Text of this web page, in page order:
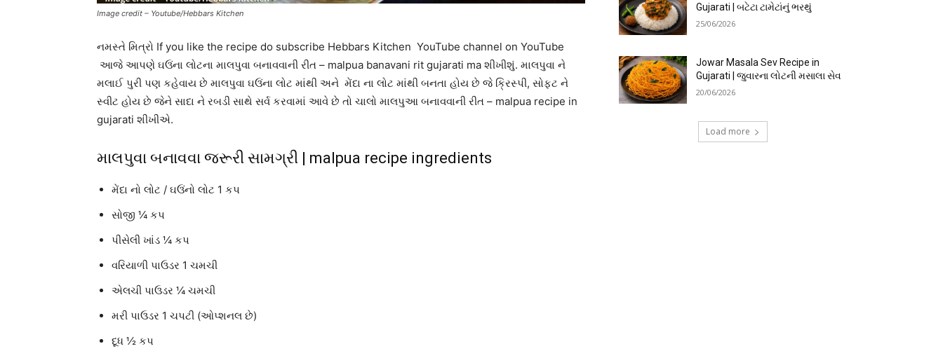
Image credit – Youtube/Hebbars Kitchen
નમસ્તે મિત્રો If you like the recipe do subscribe Hebbars Kitchen YouTube channel on YouTube
આજે આપણે ઘઉંના લોટના માલપુવા બનાવવાની રીત – malpua banavani rit gujarati ma શીખીશું. માલપુવા ને
મલાઈ પુરી પણ કહેવાય છે માલપુવા ઘઉંના લોટ માંથી અને મેંદા ના લોટ માંથી બનતા હોય છે જે ક્રિસ્પી, સોફ્ટ ને
સ્વીટ હોય છે જેને સાદા ને રબડી સાથે સર્વ કરવામાં આવે છે તો ચાલો માલપુઆ બનાવવાની રીત – malpua recipe in
gujarati શીખીએ.
માલપુવા બનાવવા જરૂરી સામગ્રી | malpua recipe ingredients
મેંદા નો લોટ / ઘઉંનો લોટ 1 કપ
સોજી ¼ કપ
પીસેલી ખાંડ ¼ કપ
વરિયાળી પાઉડર 1 ચમચી
એલચી પાઉડર ¼ ચમચી
મરી પાઉડર 1 ચપટી (ઓપ્શનલ છે)
દૂધ ½ કપ
Gujarati | બટેટા ટામેટાંનું ભરથું
25/06/2026
Jowar Masala Sev Recipe in
Gujarati | જુવારના લોટની મસાલા સેવ
20/06/2026
Load more